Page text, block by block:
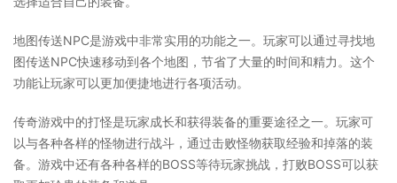
地图传送NPC是游戏中非常实用的功能之一。玩家可以通过寻找地
图传送NPC快速移动到各个地图，节省了大量的时间和精力。这个
功能让玩家可以更加便捷地进行各项活动。
传奇游戏中的打怪是玩家成长和获得装备的重要途径之一。玩家可
以与各种各样的怪物进行战斗，通过击败怪物获取经验和掉落的装
备。游戏中还有各种各样的BOSS等待玩家挑战，打败BOSS可以获